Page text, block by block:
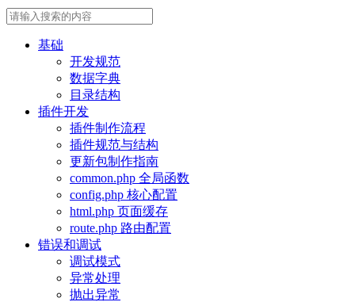
基础
开发规范
数据字典
目录结构
插件开发
插件制作流程
插件规范与结构
更新包制作指南
common.php 全局函数
config.php 核心配置
html.php 页面缓存
route.php 路由配置
错误和调试
调试模式
异常处理
抛出异常